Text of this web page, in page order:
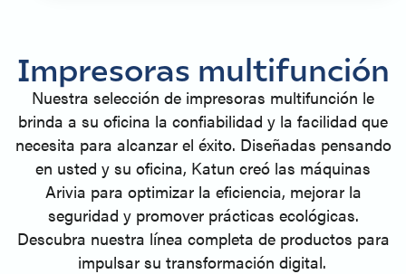
Impresoras multifunción
Nuestra selección de impresoras multifunción le
brinda a su oficina la confiabilidad y la facilidad que
necesita para alcanzar el éxito. Diseñadas pensando
en usted y su oficina, Katun creó las máquinas
Arivia para optimizar la eficiencia, mejorar la
seguridad y promover prácticas ecológicas.
Descubra nuestra línea completa de productos para
impulsar su transformación digital.